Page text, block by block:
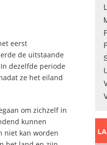
eerst
de uitstaande
dezelfde periode
ze het eiland
om zichzelf in
kunnen
niet kan worden